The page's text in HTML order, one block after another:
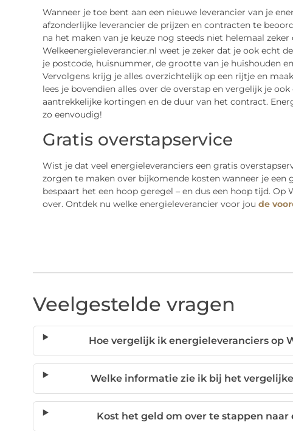
Wanneer je toe bent aan een nieuwe leverancier van je
afzonderlijke leverancier de prijzen en contracten te
na het maken van je keuze nog steeds niet helemaal
Welkeenergieleverancier.nl weet je zeker dat je ook echt
je postcode, huisnummer, de grootte van je huishouden
Vervolgens krijg je alles overzichtelijk op een rijtje en
lees je bovendien alles over de overstap en vergelijk je
aantrekkelijke kortingen en de duur van het contract.
zo eenvoudig!
Gratis overstapservice
Wist je dat veel energieleveranciers een gratis
zorgen te maken over bijkomende kosten wanneer je
bespaart het een hoop geregel – en dus een hoop tijd. Op
over. Ontdek nu welke energieleverancier voor jou de
Veelgestelde vragen
Hoe vergelijk ik energieleveranciers op
Welke informatie zie ik bij het
Kost het geld om over te stappen